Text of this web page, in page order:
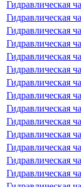
Гидравлическая
Гидравлическая
Гидравлическая
Гидравлическая
Гидравлическая
Гидравлическая
Гидравлическая
Гидравлическая
Гидравлическая
Гидравлическая
Гидравлическая
Гидравлическая
Гидравлическая
Гидравлическая